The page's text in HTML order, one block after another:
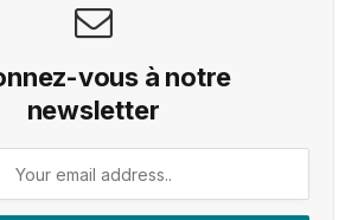
vous à notre
newsletter